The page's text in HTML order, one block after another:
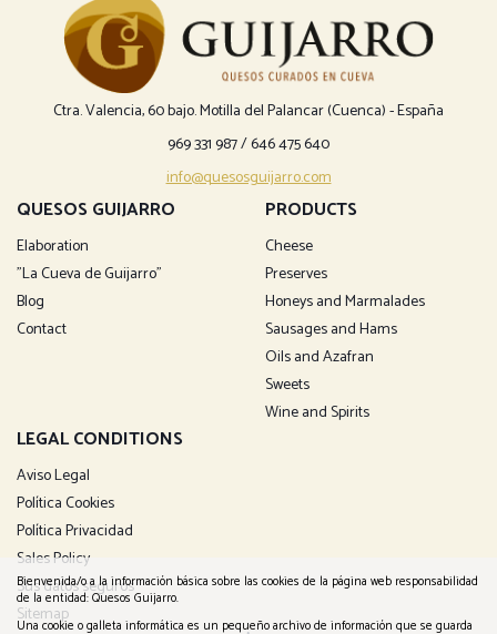
Ctra. Valencia, 60 bajo. Motilla del Palancar (Cuenca) - España
969 331 987/646 475 640
info@quesosguijarro.com
QUESOS GUIJARRO
Elaboration
"La Cueva de Guijarro"
Blog
Contact
PRODUCTS
Cheese
Preserves
Honeys and Marmalades
Sausages and Hams
Oils and Azafran
Sweets
Wine and Spirits
LEGAL CONDITIONS
Aviso Legal
Política Cookies
Política Privacidad
Sales Policy
Sus datos seguros
Sitemap
Bienvenida/o a la información básica sobre las cookies de la página web responsabilidad
de la entidad: Quesos Guijarro.
Una cookie o galleta informática es un pequeño archivo de información que se guarda